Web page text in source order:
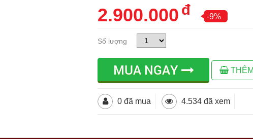
2.900.000 đ -9%
Số lượng
MUA NGAY
0 đã mua 4.534 đã xem